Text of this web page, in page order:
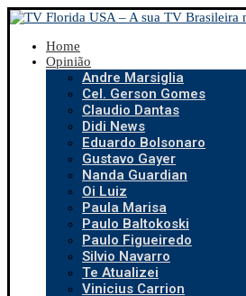
Home
Opinião
Andre Marsiglia
Cel. Gerson Gomes
Claudio Dantas
Didi News
Eduardo Bolsonaro
Gustavo Gayer
Nanda Guardian
Oi Luiz
Paula Marisa
Paulo Baltokoski
Paulo Figueiredo
Silvio Navarro
Te Atualizei
Vinicius Carrion